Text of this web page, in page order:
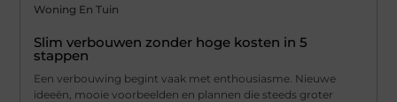
Woning En Tuin
Slim verbouwen zonder hoge kosten in 5
stappen
Een verbouwing begint vaak met enthousiasme. Nieuwe
ideeën, mooie voorbeelden en plannen die steeds groter